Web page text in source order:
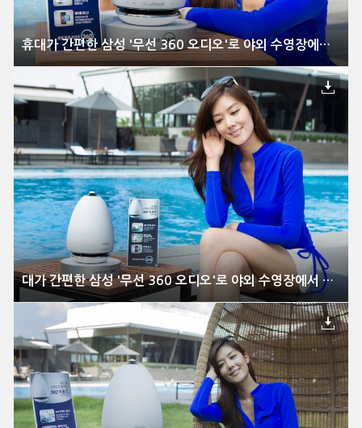
휴대가 간편한 삼성 '무선 360 오디오'로 야외 수영장에서 생생한 음악 즐겨
대가 간편한 삼성 '무선 360 오디오'로 야외 수영장에서 생생한 음악 즐겨